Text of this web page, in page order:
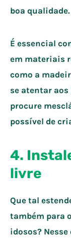
boa qualidade.
É essencial
em materiais
como a
se atentar
procure
possível de
4.
livre
Que tal
também para
idosos?